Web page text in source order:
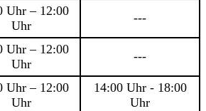
Uhr – 12:00
Uhr
---
Uhr – 12:00
Uhr
---
Uhr – 12:00
Uhr
14:00 Uhr - 18:00
Uhr